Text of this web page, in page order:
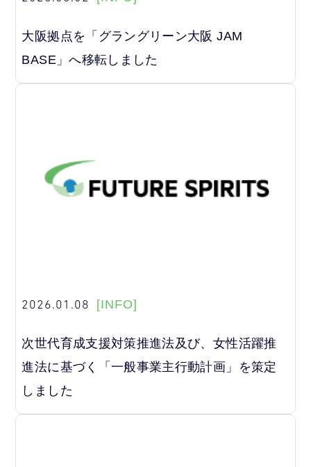
大阪拠点を「グラングリーン大阪 JAM
BASE」へ移転しました
2026.01.08 [INFO]
次世代育成支援対策推進法及び、女性活躍推
進法に基づく「一般事業主行動計画」を策定
しました